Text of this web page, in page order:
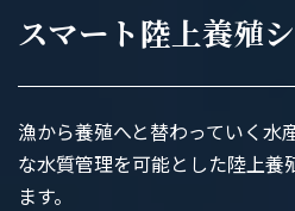
スマート陸上養殖
漁から養殖へと替わっていく水
な水質管理を可能とした陸上養
ます。